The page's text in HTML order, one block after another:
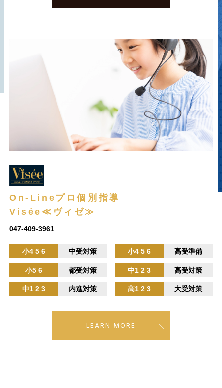
On-Lineプロ個別指導
Visée≪ヴィゼ≫
047-409-3961
小4 5 6 中受対策 小4 5 6 高受準備
小5 6 都受対策 中1 2 3 高受対策
中1 2 3 内進対策 高1 2 3 大受対策
LEARN MORE